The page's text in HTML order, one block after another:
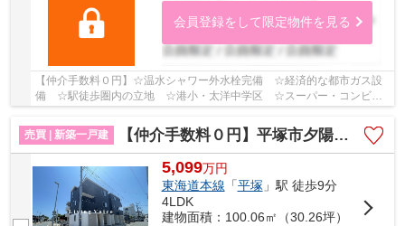
会員登録をして限定物件を見る
【仲介手数料０円】☆温水シャワー外水栓完備 ☆経済的な都市ガス設
備 ☆駅徒歩圏内の立地 ☆港小・太洋中学区 ☆スーパー・コンビニ
売買 | 新築一戸建
【仲介手数料０円】平塚市夕陽ケ丘2期 新築一戸建て 1号棟 全2棟
5,099万円
東海道本線 「平塚 」駅 徒歩9分
4LDK
建物面積：100.06㎡（30.26坪）